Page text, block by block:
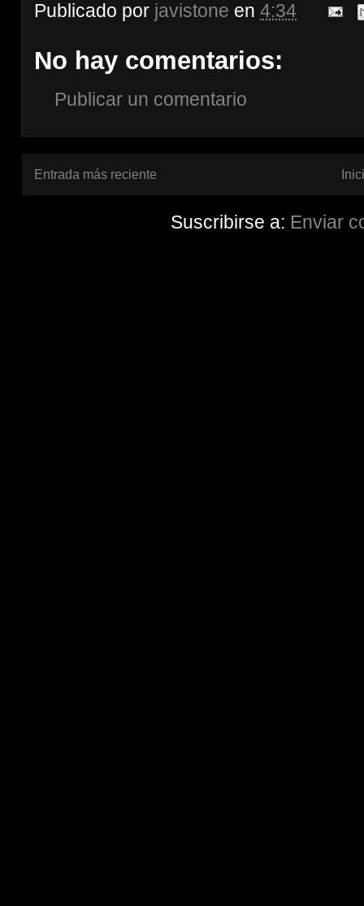
Publicado por javistone en 4:34
No hay comentarios:
Publicar un comentario
Entrada más reciente
Suscribirse a: Enviar